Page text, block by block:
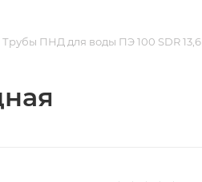
Трубы ПНД для воды ПЭ 100 SDR 13,6